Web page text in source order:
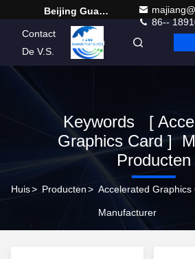
Beijing Guangtian Runze Technology Co., Ltd.
86--
Contact
De V.S.
Dutch
Keywords [
Graphics Card ]
Producten
Huis> Producten> Accelerated Graphics
Manufacturer